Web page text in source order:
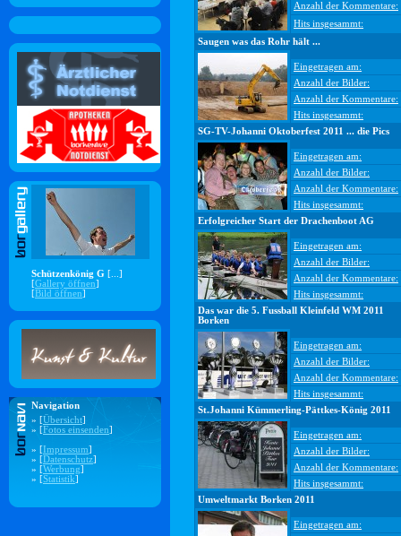
Schützenkönig G [...]
[Gallery öffnen]
[Bild öffnen]
Navigation
» [Übersicht]
» [Fotos einsenden]
» [Impressum]
» [Datenschutz]
» [Werbung]
» [Statistik]
Anzahl der Kommentare:
Hits insgesammt:
Saugen was das Rohr hält ...
Eingetragen am:
Anzahl der Bilder:
Anzahl der Kommentare:
Hits insgesammt:
SG-TV-Johanni Oktoberfest 2011 ... die Pics
Eingetragen am:
Anzahl der Bilder:
Anzahl der Kommentare:
Hits insgesammt:
Erfolgreicher Start der Drachenboot AG
Eingetragen am:
Anzahl der Bilder:
Anzahl der Kommentare:
Hits insgesammt:
Das war die 5. Fussball Kleinfeld WM 2011
Borken
Eingetragen am:
Anzahl der Bilder:
Anzahl der Kommentare:
Hits insgesammt:
St.Johanni Kümmerling-Pättkes-König 2011
Eingetragen am:
Anzahl der Bilder:
Anzahl der Kommentare:
Hits insgesammt:
Umweltmarkt Borken 2011
Eingetragen am: